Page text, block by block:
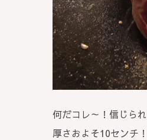
何だコレ～！信じら
厚さおよそ10センチ